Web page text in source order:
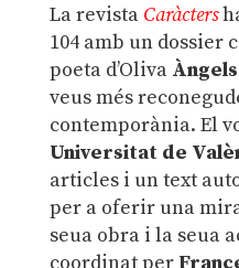
La revista Caràcters
104 amb un dossier
poeta d’Oliva
veus més
contemporània. El
Universitat de
articles i un text
per a oferir una
seua obra i la seua
coordinat per